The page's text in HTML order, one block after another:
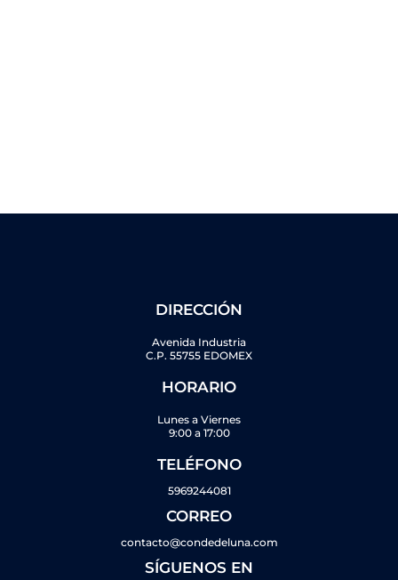
DIRECCIÓN
Avenida Industria
C.P. 55755 EDOMEX
HORARIO
Lunes a Viernes
9:00 a 17:00
TELÉFONO
5969244081
CORREO
contacto@condedeluna.com
SÍGUENOS EN